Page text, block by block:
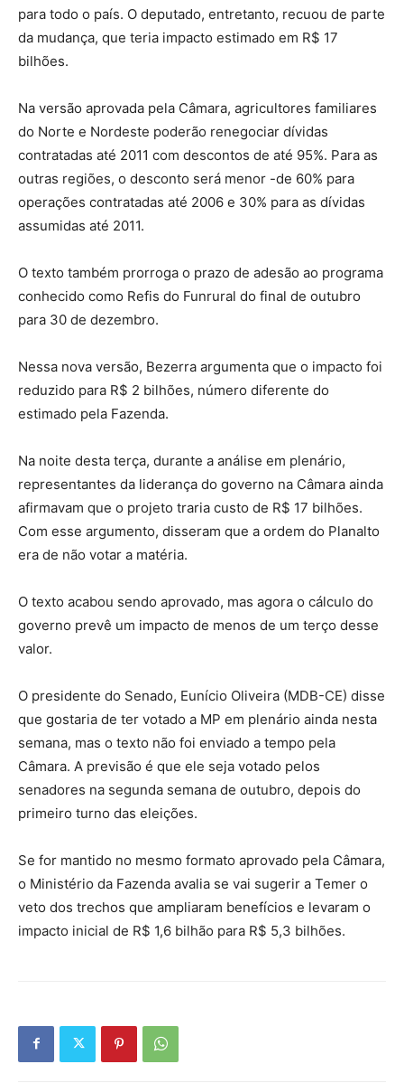
para todo o país. O deputado, entretanto, recuou de parte
da mudança, que teria impacto estimado em R$ 17
bilhões.
Na versão aprovada pela Câmara, agricultores familiares
do Norte e Nordeste poderão renegociar dívidas
contratadas até 2011 com descontos de até 95%. Para as
outras regiões, o desconto será menor -de 60% para
operações contratadas até 2006 e 30% para as dívidas
assumidas até 2011.
O texto também prorroga o prazo de adesão ao programa
conhecido como Refis do Funrural do final de outubro
para 30 de dezembro.
Nessa nova versão, Bezerra argumenta que o impacto foi
reduzido para R$ 2 bilhões, número diferente do
estimado pela Fazenda.
Na noite desta terça, durante a análise em plenário,
representantes da liderança do governo na Câmara ainda
afirmavam que o projeto traria custo de R$ 17 bilhões.
Com esse argumento, disseram que a ordem do Planalto
era de não votar a matéria.
O texto acabou sendo aprovado, mas agora o cálculo do
governo prevê um impacto de menos de um terço desse
valor.
O presidente do Senado, Eunício Oliveira (MDB-CE) disse
que gostaria de ter votado a MP em plenário ainda nesta
semana, mas o texto não foi enviado a tempo pela
Câmara. A previsão é que ele seja votado pelos
senadores na segunda semana de outubro, depois do
primeiro turno das eleições.
Se for mantido no mesmo formato aprovado pela Câmara,
o Ministério da Fazenda avalia se vai sugerir a Temer o
veto dos trechos que ampliaram benefícios e levaram o
impacto inicial de R$ 1,6 bilhão para R$ 5,3 bilhões.